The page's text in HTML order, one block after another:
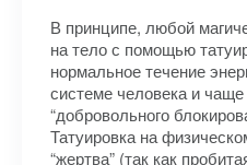
В принципе, любой
на тело с помощью
нормальное течение
системе человека и чаще
“добровольного
Татуировка на
“жертва” (так как